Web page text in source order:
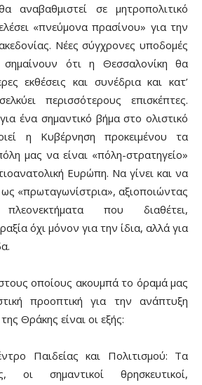
αναβαθμιστεί σε μητροπολιτικό
«πνεύμονα πρασίνου» για την
Νέες σύγχρονες υποδομές
σημαίνουν ότι η Θεσσαλονίκη θα
εκθέσεις και συνέδρια και κατ’
περισσότερους επισκέπτες.
ένα σημαντικό βήμα στο ολιστικό
η Κυβέρνηση προκειμένου τα
μας να είναι «πόλη-στρατηγείο»
Ευρώπη. Να γίνει και να
ως «πρωταγωνίστρια», αξιοποιώντας
που διαθέτει,
όχι μόνον για την ίδια, αλλά για
οποίους ακουμπά το όραμά μας
προοπτική για την ανάπτυξη
Θράκης είναι οι εξής:
Παιδείας και Πολιτισμού: Τα
οι σημαντικοί θρησκευτικοί,